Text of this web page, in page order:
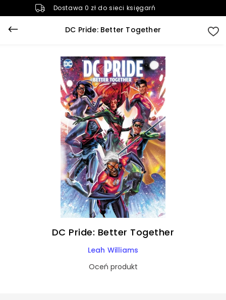
Dostawa 0 zł do sieci księgarń
DC Pride: Better Together
DC Pride: Better Together
Leah Williams
Oceń produkt